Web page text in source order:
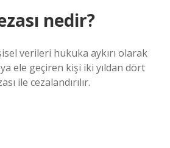
nedir?
verileri hukuka aykırı olarak
ele geçiren kişi iki yıldan dört
ile cezalandırılır.